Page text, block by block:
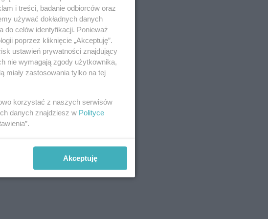
oraz fizyki.
ale nie przez
, które w
rodziny.
i treści, badanie odbiorców oraz
używać dokładnych danych
do celów identyfikacji. Ponieważ
poprzez kliknięcie „Akceptuję”.
ustawień prywatności znajdujący
nie wymagają zgody użytkownika,
miały zastosowania tylko na tej
korzystać z naszych serwisów
danych znajdziesz w Polityce
Akceptuję